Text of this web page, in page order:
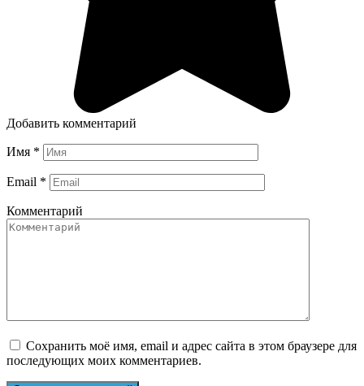
Добавить комментарий
Имя *
Email *
Комментарий
Сохранить моё имя, email и адрес сайта в этом браузере для
последующих моих комментариев.